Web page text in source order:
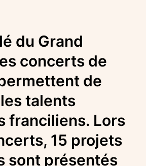
du Grand
concerts de
de
talents
franciliens. Lors
15 projets
sont présentés